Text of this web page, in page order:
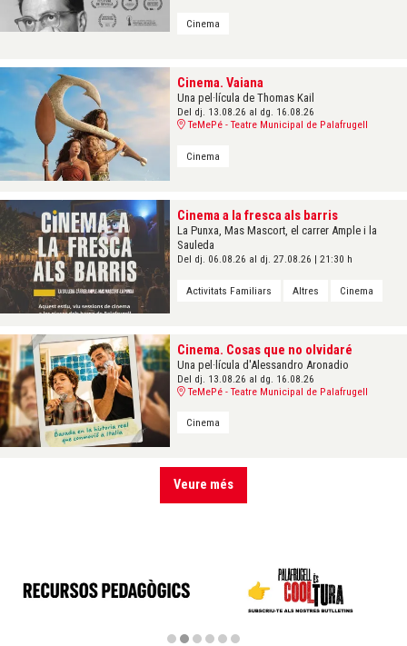
Cinema
Cinema. Vaiana
Una pel·lícula de Thomas Kail
Del dj. 13.08.26 al dg. 16.08.26
TeMePé - Teatre Municipal de Palafrugell
Cinema
Cinema a la fresca als barris
La Punxa, Mas Mascort, el carrer Ample i la
Sauleda
Del dj. 06.08.26 al dj. 27.08.26 | 21:30 h
Activitats Familiars Altres Cinema
Cinema. Cosas que no olvidaré
Una pel·lícula d'Alessandro Aronadio
Del dj. 13.08.26 al dg. 16.08.26
TeMePé - Teatre Municipal de Palafrugell
Cinema
Veure més